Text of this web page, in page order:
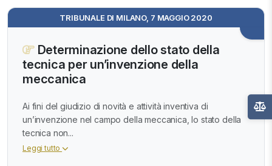
TRIBUNALE DI MILANO, 7 MAGGIO 2020
Determinazione dello stato della
tecnica per un’invenzione della
meccanica
Ai fini del giudizio di novità e attività inventiva di
un’invenzione nel campo della meccanica, lo stato della
tecnica non...
Leggi tutto